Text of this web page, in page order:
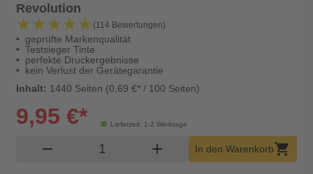
Revolution
★★★★★
★★★★★ (114 Bewertungen)
geprüfte Markenqualität
Testsieger Tinte
perfekte Druckergebnisse
kein Verlust der Gerätegarantie
Inhalt: 1440 Seiten (0,69 €* / 100 Seiten)
Lieferzeit: 1-2 Werktage
9,95 €*
remove Produkt Warenkorb Menge
add In den Warenkorbshopping_cart